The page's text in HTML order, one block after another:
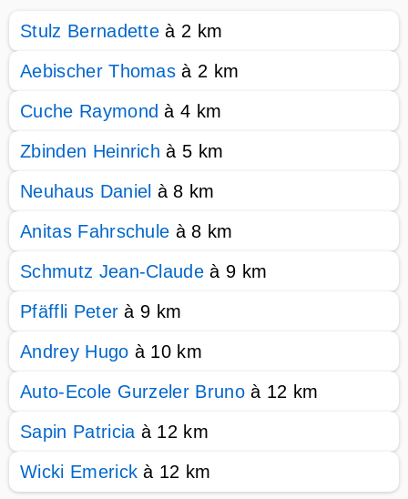
Stulz Bernadette à 2 km
Aebischer Thomas à 2 km
Cuche Raymond à 4 km
Zbinden Heinrich à 5 km
Neuhaus Daniel à 8 km
Anitas Fahrschule à 8 km
Schmutz Jean-Claude à 9 km
Pfäffli Peter à 9 km
Andrey Hugo à 10 km
Auto-Ecole Gurzeler Bruno à 12 km
Sapin Patricia à 12 km
Wicki Emerick à 12 km